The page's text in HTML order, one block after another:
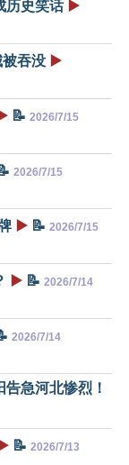
历史笑话 ▶️
吞没 ▶️
▶️ 📝 2026/7/15
2026/7/15
▶️ 📝 2026/7/15
▶️ 📝 2026/7/14
2026/7/14
急河北惨烈！
▶️ 📝 2026/7/13